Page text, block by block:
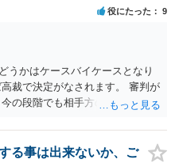
留める方が、裁判所や調停委員
役にたった 9
うかはケースバイケースとなり
裁で決定がなされます。 審判が
の段階でも相手方の連絡が迷惑
る事は出来ないか、ご